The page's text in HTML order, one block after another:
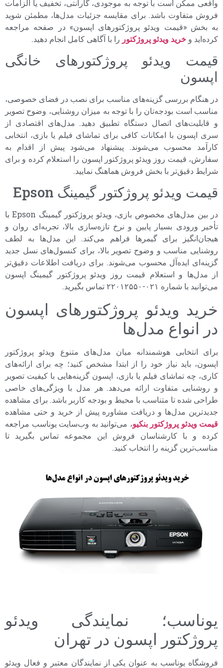
واقعی ممکن است با توجه به موجودی، گارانتی، تخفیف یا الزامات
فروش متفاوت باشد. برای مقایسه جزئیات مدل‌ها، مطمئن شوید
به بخش «قیمت ویدئو پروژکتورهای اپسون» در صفحه مراجعه
کرده‌اید و خرید ویدئو پروژکتور را با آگاهی کامل انجام دهید.
قیمت ویدئو پروژکتورهای خانگی
اپسون
در هنگام بررسی گزینه‌های مناسب برای نصب در فضای خصوصی،
مناسب است بودجه‌تان را با توجه به میزان روشنایی، وضوح تصویر
و قابلیت‌های اتصال دستگاه تطبیق دهید. مدل‌های اقتصادی از
سری اپسون با امکانات کافی برای تماشای فیلم یا بازی، انتخابی
کارآمد محسوب می‌شوند. پیشنهاد می‌شود پیش از اقدام به
سفارش، قیمت روز ویدئو پروژکتور اپسون را استعلام کرده و برای
شرایط دقیق‌تر با بخش فروش هماهنگ نمایید.
قیمت ویدئو پروژکتور گیمینگ Epson
در بین مدل‌های مخصوص بازی، ویدئو پروژکتور گیمینگ Epson با
تأخیر ورودی بسیار پایین و نرخ تازه‌سازی بالا، تجربه‌ای روان و
هیجان‌انگیز برای گیمرها فراهم می‌کند. این مدل‌ها به لطف
روشنایی مناسب و وضوح تصویر بالا، برای کنسول‌های نسل جدید
گزینه‌ای ایده‌آل محسوب می‌شوند. برای دریافت اطلاعات دقیق‌تر
از مدل‌ها و استعلام قیمت روز ویدئو پروژکتور گیمینگ اپسون
می‌توانید با شماره ۰۲۱-۲۲۰۱۲۵۵۰ تماس بگیرید.
خرید ویدئو پروژکتورهای اپسون
در انواع مدل‌ها
برای انتخابی هوشمندانه میان مدل‌های متنوع ویدئو پروژکتور
اپسون، باید نیاز خود را از ابتدا مشخص کنید؛ چه برای ارائه‌های
کاری، چه تماشای فیلم یا بازی، اپسون گزینه‌هایی با کیفیت تصویر
و روشنایی متفاوت ارائه می‌دهد. هر مدل با ویژگی‌های خاصی
طراحی شده تا متناسب با محیط و بودجه کاربر باشد. برای مشاهده
جدیدترین مدل‌ها و دریافت مشاوره پیش از خرید و حتی مشاهده
قیمت ویدئو پروژکتور بنکیو، می‌توانید به وب‌سایت یوناسب مراجعه
کرده و با کارشناسان فروش این مجموعه تماس بگیرید تا
مناسب‌ترین گزینه را انتخاب کنید.
یوناسب؛ نمایندگی ویدئو
پروژکتور اپسون در تهران
فروشگاه یوناسب به عنوان یکی از نمایندگان معتبر و فعال ویدئو